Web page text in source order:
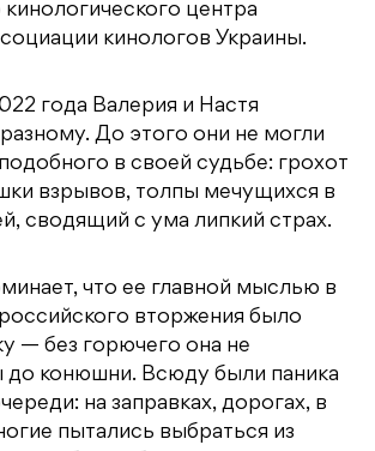
кинологического центра
кинологов Украины.
года Валерия и Настя
До этого они не могли
в своей судьбе: грохот
взрывов, толпы мечущихся в
сводящий с ума липкий страх.
что ее главной мыслью в
вторжения было
— без горючего она не
до конюшни. Всюду были паника
на заправках, дорогах, в
пытались выбраться из